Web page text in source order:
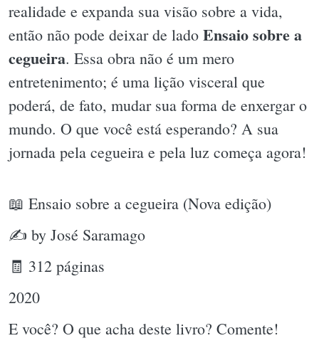
realidade e expanda sua visão sobre a vida,
então não pode deixar de lado Ensaio sobre a
cegueira. Essa obra não é um mero
entretenimento; é uma lição visceral que
poderá, de fato, mudar sua forma de enxergar o
mundo. O que você está esperando? A sua
jornada pela cegueira e pela luz começa agora!
📖 Ensaio sobre a cegueira (Nova edição)
✍ by José Saramago
🧾 312 páginas
2020
E você? O que acha deste livro? Comente!